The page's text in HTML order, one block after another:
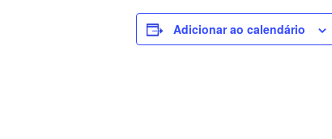
Adicionar ao calendário